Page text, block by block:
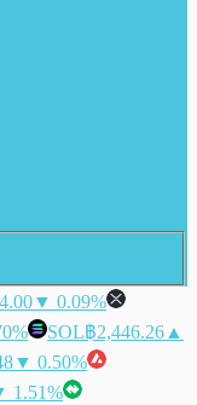
▼ 0.09%
SOL฿2,446.26 ▲
▼ 0.50%
1.51%